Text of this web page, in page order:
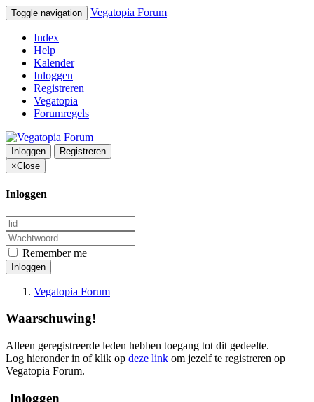
Toggle navigation Vegatopia Forum
Index
Help
Kalender
Inloggen
Registreren
Vegatopia
Forumregels
Inloggen
Registreren
×Close
Inloggen
Remember me
Inloggen
Vegatopia Forum
Waarschuwing!
Alleen geregistreerde leden hebben toegang tot dit gedeelte.
Log hieronder in of klik op deze link om jezelf te registreren op
Vegatopia Forum.
Inloggen